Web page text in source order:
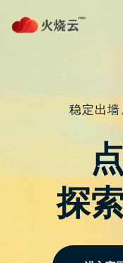
扑克牌元
咏之诗
顺打爆敌人
astrill怎么续费 - 2023